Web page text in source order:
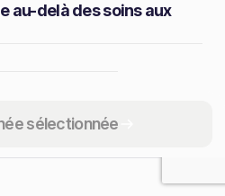
sélectionnée
au-delà des soins aux